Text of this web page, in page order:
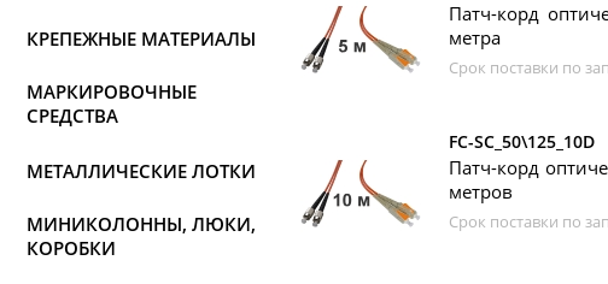
КРЕПЕЖНЫЕ МАТЕРИАЛЫ
МАРКИРОВОЧНЫЕ
СРЕДСТВА
МЕТАЛЛИЧЕСКИЕ ЛОТКИ
МИНИКОЛОННЫ, ЛЮКИ,
КОРОБКИ
Патч-корд
метра
Срок поставки по
FC-SC_50\125_10D
Патч-корд
метров
Срок поставки по